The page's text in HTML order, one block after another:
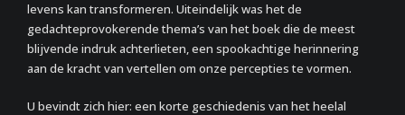
levens kan transformeren. Uiteindelijk was het de
gedachteprovokerende thema’s van het boek die de meest
blijvende indruk achterlieten, een spookachtige herinnering
aan de kracht van vertellen om onze percepties te vormen.
U bevindt zich hier: een korte geschiedenis van het heelal